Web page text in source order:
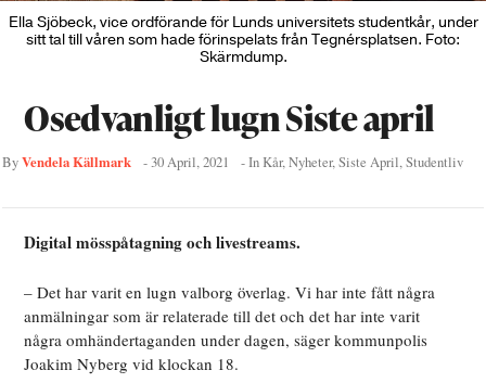
Ella Sjöbeck, vice ordförande för Lunds universitets studentkår, under
sitt tal till våren som hade förinspelats från Tegnérsplatsen. Foto:
Skärmdump.
Osedvanligt lugn Siste april
ByVendela Källmark -30 April, 2021 - In Kår,Nyheter,Siste April,Studentliv
Digital mösspåtagning och livestreams.
– Det har varit en lugn valborg överlag. Vi har inte fått några
anmälningar som är relaterade till det och det har inte varit
några omhändertaganden under dagen, säger kommunpolis
Joakim Nyberg vid klockan 18.